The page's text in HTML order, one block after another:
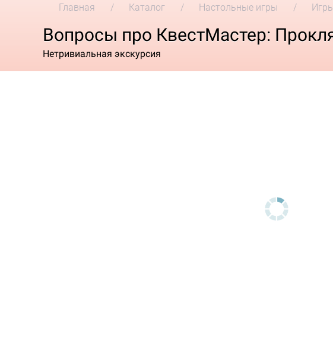
Главная Каталог Настольные игры
Вопросы про КвестМастер:
Нетривиальная экскурсия